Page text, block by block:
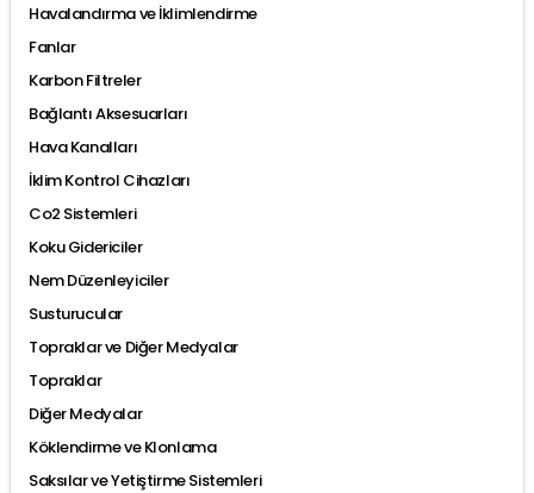
Havalandırma ve İklimlendirme
Fanlar
Karbon Filtreler
Bağlantı Aksesuarları
Hava Kanalları
İklim Kontrol Cihazları
Co2 Sistemleri
Koku Gidericiler
Nem Düzenleyiciler
Susturucular
Topraklar ve Diğer Medyalar
Topraklar
Diğer Medyalar
Köklendirme ve Klonlama
Saksılar ve Yetiştirme Sistemleri